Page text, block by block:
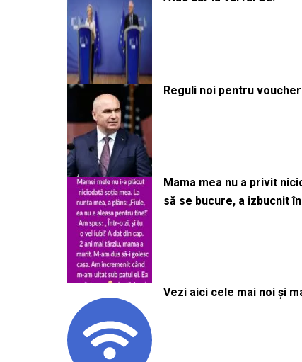
Reguli noi pentru
Mama mea nu a privit
să se bucure, a izbucnit
Vezi aici cele mai noi și